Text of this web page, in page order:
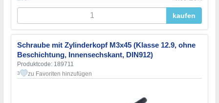
kaufen
Schraube mit Zylinderkopf M3x45 (Klasse 12.9, ohne
Beschichtung, Innensechskant, DIN912)
Produktcode: 189711
3 zu Favoriten hinzufügen